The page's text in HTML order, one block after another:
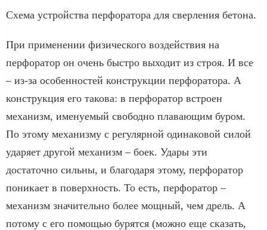
Схема устройства перфоратора для сверления бетона.
При применении физического воздействия на
перфоратор он очень быстро выходит из строя. И все
– из-за особенностей конструкции перфоратора. А
конструкция его такова: в перфоратор встроен
механизм, именуемый свободно плавающим буром.
По этому механизму с регулярной одинаковой силой
ударяет другой механизм – боек. Удары эти
достаточно сильны, и благодаря этому, перфоратор
поникает в поверхность. То есть, перфоратор –
механизм значительно более мощный, чем дрель. А
потому с его помощью бурятся (можно еще сказать,